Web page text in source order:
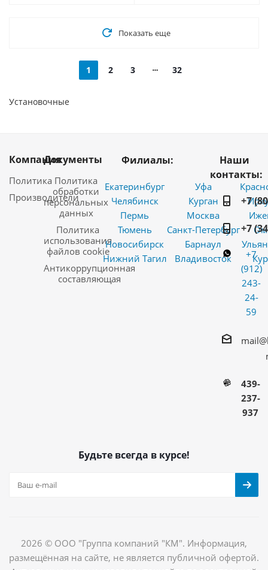
Показать еще
1 2 3 32
Установочные
Компания
Политика
Производители
Документы
Политика
обработки
персональных
данных
Политика
использования
файлов cookie
Антикоррупционная
составляющая
Филиалы:
Екатеринбург
Челябинск
Пермь
Тюмень
Новосибирск
Нижний Тагил
Уфа
Курган
Москва
Санкт-Петербург
Барнаул
Владивосток
Наши
контакты:
+7
+7
+7
(912)
243-
24-
59
439-
237-
937
Будьте всегда в курсе!
2026 © ООО "Группа компаний "КМ". Информация,
размещённая на сайте, не является публичной офертой.